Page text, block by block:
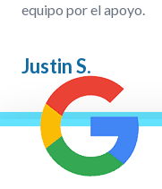
equipo por el apoyo.
Justin S.